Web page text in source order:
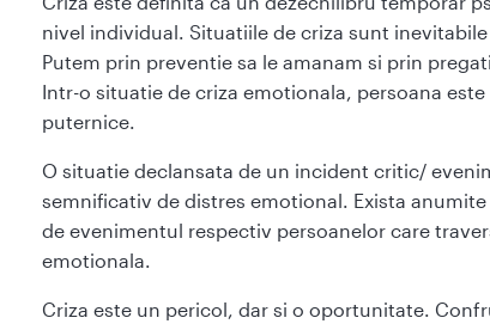
nivel individual. Situatiile de criza sunt
Putem prin preventie sa le amanam si prin
Intr-o situatie de criza emotionala, persoana
puternice.
O situatie declansata de un incident critic/
semnificativ de distres emotional. Exista
de evenimentul respectiv persoanelor care
emotionala.
Criza este un pericol, dar si o oportunitate.